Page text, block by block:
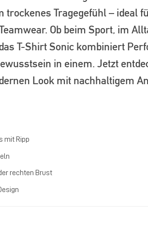
trockenes Tragegefühl – ideal
Ob beim Sport, im
T-Shirt Sonic kombiniert
in einem. Jetzt
Look mit nachhaltigem
mit Ripp
rechten Brust